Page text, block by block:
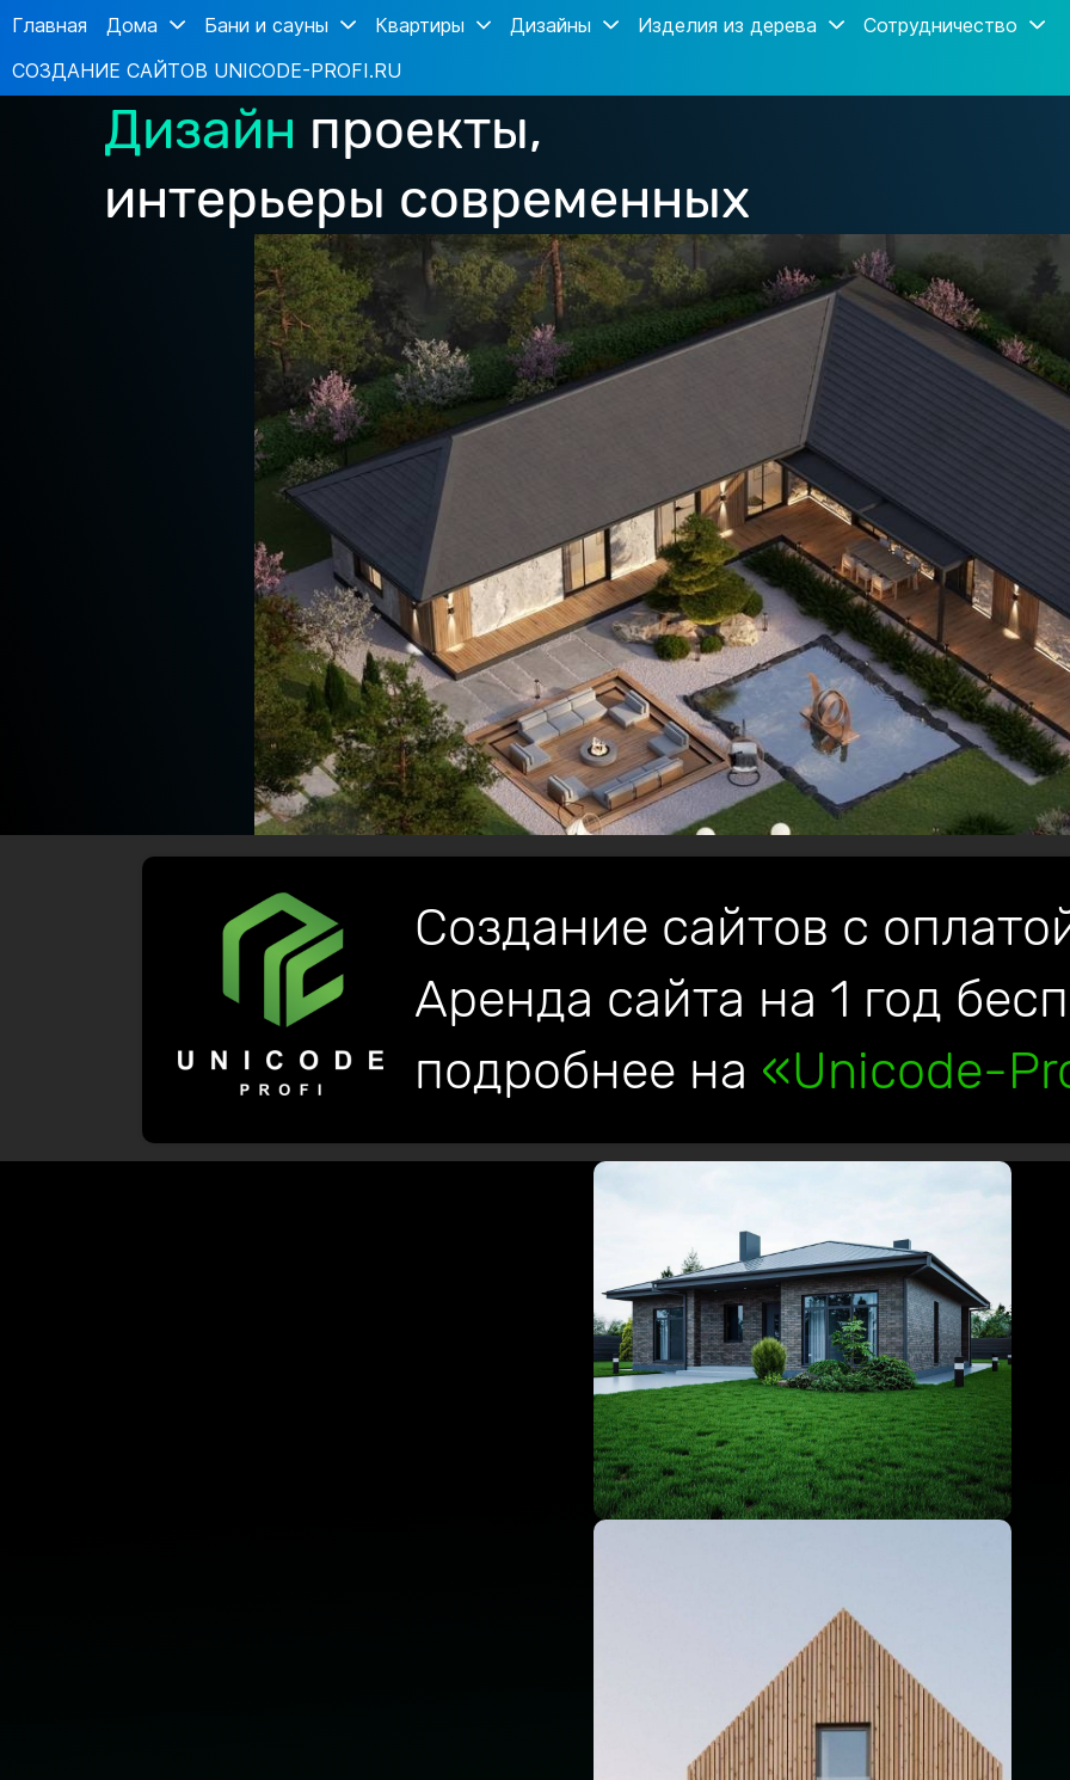
Главная Дома Бани и сауны Квартиры Дизайны Изделия из дерева
Сотрудничество
СОЗДАНИЕ САЙТОВ UNICODE-PROFI.RU
Дизайн проекты,
интерьеры современных
домов, коттеджей и квартирдля
необычных решений
Разместить портфолио на proekti-n1
Создание сайтов с
Аренда сайта на 1 год
подробнее на «Unicode-